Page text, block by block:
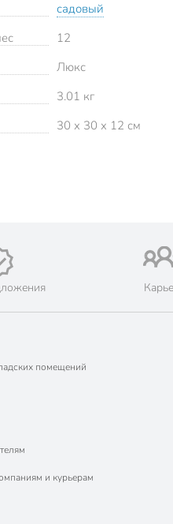
садовый
12
Люкс
3.01 кг
30 x 30 x 12 см
помещений
и курьерам